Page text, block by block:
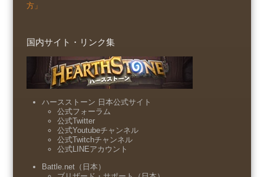
方」
国内サイト・リンク集
ハースストーン 日本公式サイト
公式フォーラム
公式Twitter
公式Youtubeチャンネル
公式Twitchチャンネル
公式LINEアカウント
Battle.net（日本）